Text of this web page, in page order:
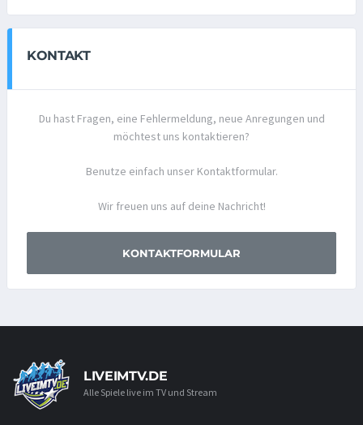
KONTAKT
Du hast Fragen, eine Fehlermeldung, neue Anregungen und
möchtest uns kontaktieren?
Benutze einfach unser Kontaktformular.
Wir freuen uns auf deine Nachricht!
KONTAKTFORMULAR
LIVEIMTV.DE
Alle Spiele live im TV und Stream